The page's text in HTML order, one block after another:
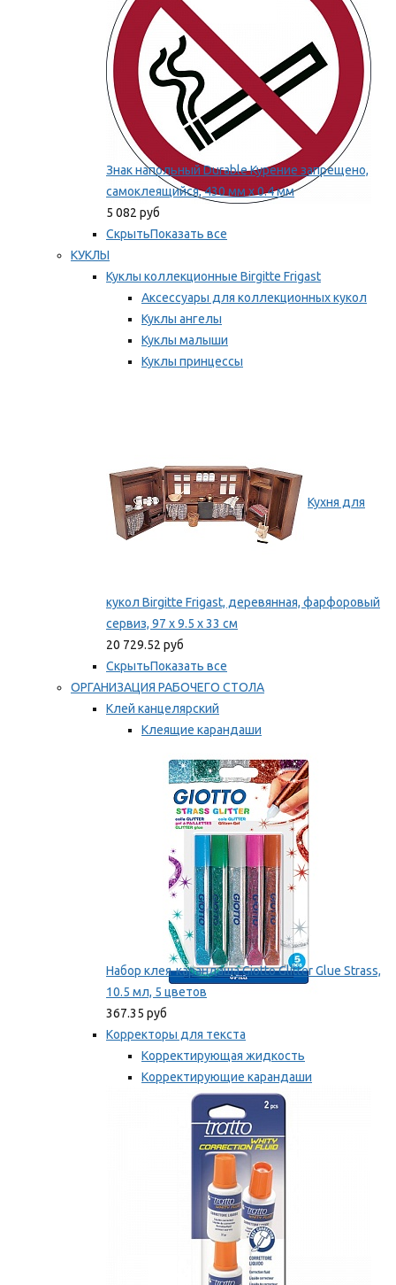
Знак напольный Durable Курение запрещено,
самоклеящийся, 430 мм х 0.4 мм
5 082 руб
СкрытьПоказать все
КУКЛЫ
Куклы коллекционные Birgitte Frigast
Аксессуары для коллекционных кукол
Куклы ангелы
Куклы малыши
Куклы принцессы
Кухня для
кукол Birgitte Frigast, деревянная, фарфоровый
сервиз, 97 x 9.5 x 33 см
20 729.52 руб
СкрытьПоказать все
ОРГАНИЗАЦИЯ РАБОЧЕГО СТОЛА
Клей канцелярский
Клеящие карандаши
Мы рекомендуем
Набор клея-карандаша Giotto Glitter Glue Strass,
10.5 мл, 5 цветов
367.35 руб
Корректоры для текста
Корректирующая жидкость
Корректирующие карандаши
Корректирующие ленты
Мы рекомендуем